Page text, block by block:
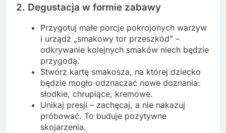
2. Degustacja w formie zabawy
Przygotuj małe porcje pokrojonych warzyw
i urządź „smakowy tor przeszkód” –
odkrywanie kolejnych smaków niech będzie
przygodą.
Stwórz kartę smakosza, na której dziecko
będzie mogło odznaczać nowe doznania:
słodkie, chrupiące, kremowe.
Unikaj presji – zachęcaj, a nie nakazuj
próbować. To buduje pozytywne
skojarzenia.